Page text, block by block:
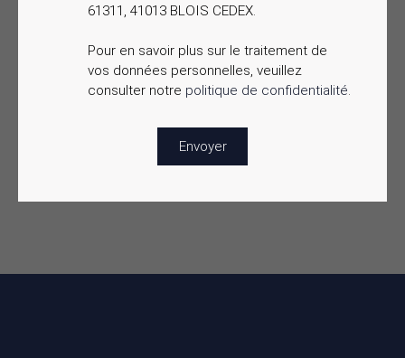
61311, 41013 BLOIS CEDEX.
Pour en savoir plus sur le traitement de
vos données personnelles, veuillez
consulter notre politique de confidentialité.
Envoyer